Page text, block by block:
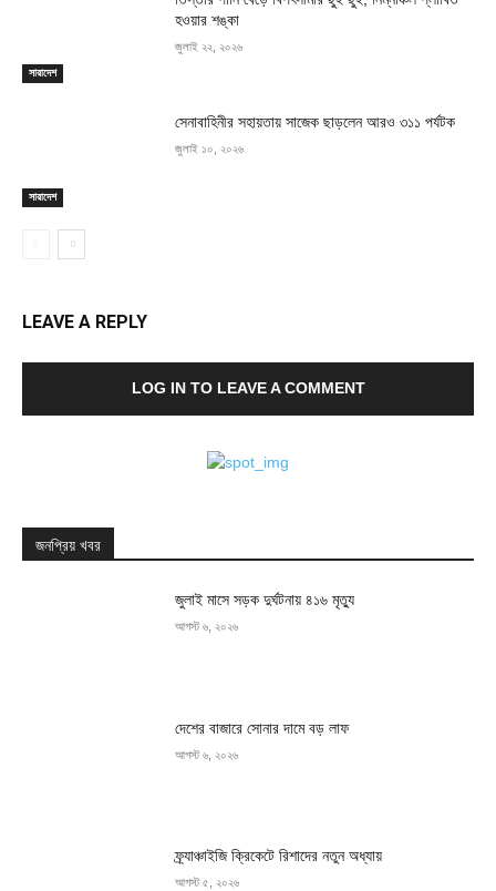
সারাদেশ
হওয়ার শঙ্কা
জুলাই ২২, ২০২৬
সারাদেশ
সেনাবাহিনীর সহায়তায় সাজেক ছাড়লেন আরও ৩১১ পর্যটক
জুলাই ১০, ২০২৬
LEAVE A REPLY
LOG IN TO LEAVE A COMMENT
জনপ্রিয় খবর
জুলাই মাসে সড়ক দুর্ঘটনায় ৪১৬ মৃত্যু
আগস্ট ৬, ২০২৬
দেশের বাজারে সোনার দামে বড় লাফ
আগস্ট ৬, ২০২৬
ফ্র্যাঞ্চাইজি ক্রিকেটে রিশাদের নতুন অধ্যায়
আগস্ট ৫, ২০২৬